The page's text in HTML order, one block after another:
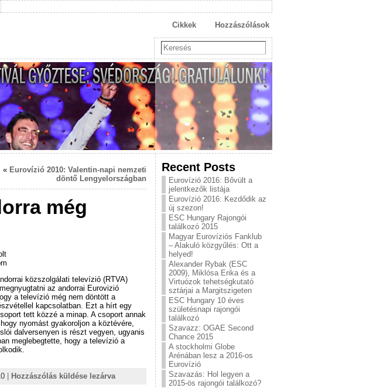
Hozzászólások
Cikkek
« Eurovízió 2010: Valentin-napi nemzeti
döntő Lengyelországban
még
közszolgálati televízió (RTVA)
az andorrai Eurovizió
a televízió még nem döntött a
kapcsolatban. Ezt a hírt egy
tett közzé a minap. A csoport annak
nyomást gyakoroljon a köztévére,
dalversenyen is részt vegyen, ugyanis
meglebegtette, hogy a televízió a
Hozzászólás küldése lezárva
Recent Posts
Eurovízió 2016: Bővült a
jelentkezők listája
Eurovízió 2016: Kezdődik az
új szezon!
ESC Hungary Rajongói
találkozó 2015
Magyar Eurovíziós Fanklub
– Alakuló közgyűlés: Ott a
helyed!
Alexander Rybak (ESC
2009), Miklósa Erika és a
Virtuózok tehetségkutató
sztárjai a Margitszigeten
ESC Hungary 10 éves
születésnapi rajongói
találkozó
Szavazz: OGAE Second
Chance 2015
A stockholmi Globe
Arénában lesz a 2016-os
Eurovízió
Szavazás: Hol legyen a
2015-ös rajongói találkozó?